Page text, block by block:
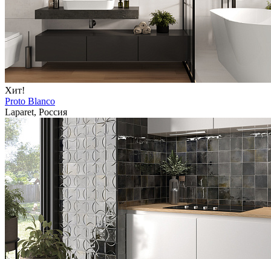
Хит!
Proto Blanco
Laparet, Россия